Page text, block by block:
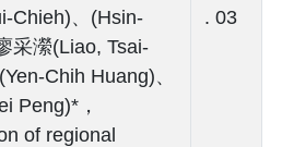
Chieh)、(Hsin-
采瀠(Liao, Tsai-
Chih Huang)、
Peng)*，
of regional
. 03